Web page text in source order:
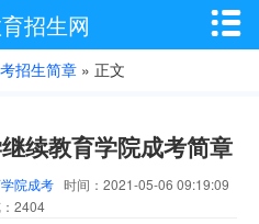
招生网 
招生简章 » 正文
续教育学院成考简章
院成考 时间：2021-05-06 09:19:09
2404